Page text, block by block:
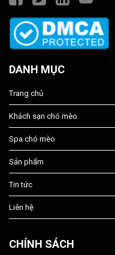
DANH MỤC
Trang chủ
Khách sạn chó mèo
Spa chó mèo
Sản phẩm
Tin tức
Liên hệ
CHÍNH SÁCH